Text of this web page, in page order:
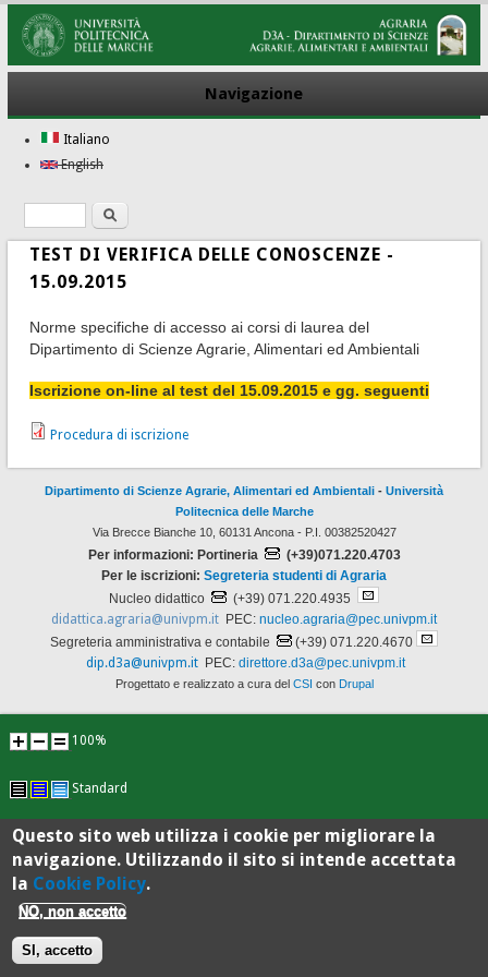
Navigazione
Italiano
English
Form di ricerca
Ricerca
TEST DI VERIFICA DELLE CONOSCENZE -
15.09.2015
Norme specifiche di accesso ai corsi di laurea del
Dipartimento di Scienze Agrarie, Alimentari ed Ambientali
Iscrizione on-line al test del 15.09.2015 e gg. seguenti
Procedura di iscrizione
Dipartimento di Scienze Agrarie, Alimentari ed Ambientali - Università
Politecnica delle Marche
Via Brecce Bianche 10, 60131 Ancona - P.I. 00382520427
Per informazioni: Portineria
(+39)071.220.4703
Per le iscrizioni: Segreteria studenti di Agraria
Nucleo didattico
(+39) 071.220.4935
didattica.agraria@univpm.it PEC: nucleo.agraria@pec.univpm.it
Segreteria amministrativa e contabile
(+39) 071.220.4670
dip.d3a@univpm.it PEC: direttore.d3a@pec.univpm.it
Progettato e realizzato a cura del CSI con Drupal
100%
Standard
Questo sito web utilizza i cookie per migliorare la
navigazione. Utilizzando il sito si intende accettata
la Cookie Policy.
NO, non accetto
SI, accetto